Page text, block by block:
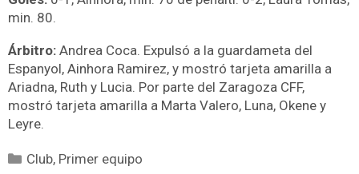
min. 80.
Árbitro: Andrea Coca. Expulsó a la guardameta del
Espanyol, Ainhora Ramirez, y mostró tarjeta amarilla a
Ariadna, Ruth y Lucia. Por parte del Zaragoza CFF,
mostró tarjeta amarilla a Marta Valero, Luna, Okene y
Leyre.
Club, Primer equipo